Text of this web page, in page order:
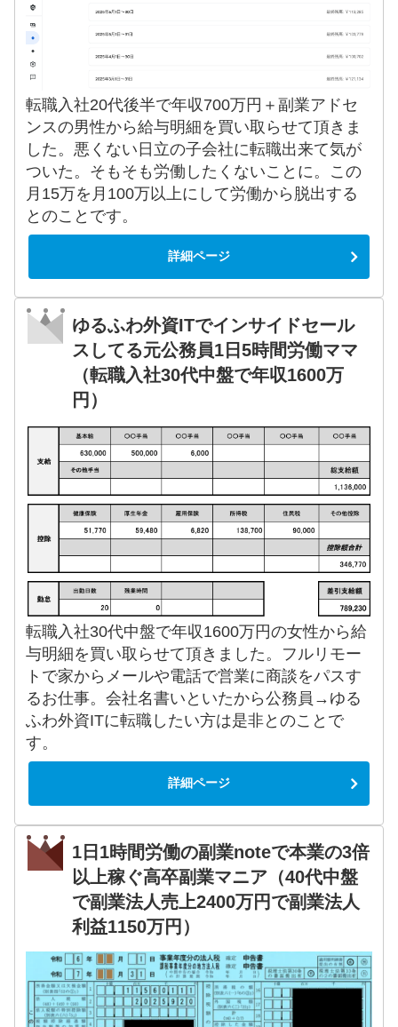
転職入社20代後半で年収700万円＋副業アドセ
ンスの男性から給与明細を買い取らせて頂きま
した。悪くない日立の子会社に転職出来て気が
ついた。そもそも労働したくないことに。この
月15万を月100万以上にして労働から脱出する
とのことです。
詳細ページ
ゆるふわ外資ITでインサイドセール
スしてる元公務員1日5時間労働ママ
（転職入社30代中盤で年収1600万
円）
転職入社30代中盤で年収1600万円の女性から給
与明細を買い取らせて頂きました。フルリモー
トで家からメールや電話で営業に商談をパスす
るお仕事。会社名書いといたから公務員→ゆる
ふわ外資ITに転職したい方は是非とのことで
す。
詳細ページ
1日1時間労働の副業noteで本業の3倍
以上稼ぐ高卒副業マニア（40代中盤
で副業法人売上2400万円で副業法人
利益1150万円）